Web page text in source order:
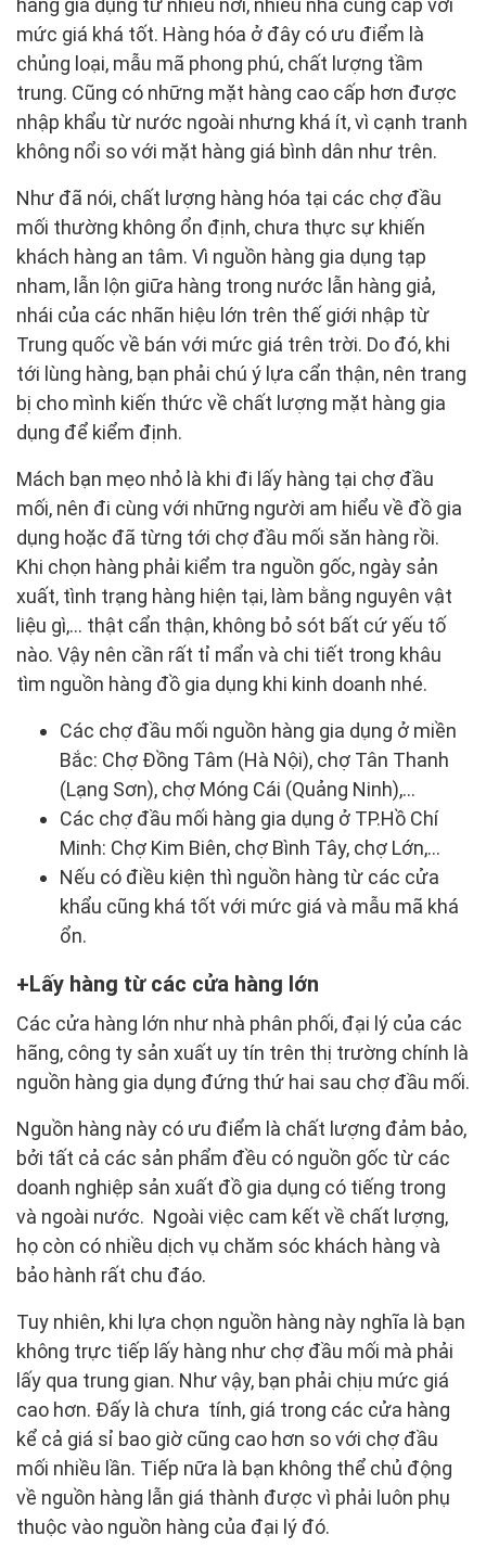
hàng gia dụng từ nhiều nơi, nhiều nhà cung cấp với
mức giá khá tốt. Hàng hóa ở đây có ưu điểm là
chủng loại, mẫu mã phong phú, chất lượng tầm
trung. Cũng có những mặt hàng cao cấp hơn được
nhập khẩu từ nước ngoài nhưng khá ít, vì cạnh tranh
không nổi so với mặt hàng giá bình dân như trên.
Như đã nói, chất lượng hàng hóa tại các chợ đầu
mối thường không ổn định, chưa thực sự khiến
khách hàng an tâm. Vì nguồn hàng gia dụng tạp
nham, lẫn lộn giữa hàng trong nước lẫn hàng giả,
nhái của các nhãn hiệu lớn trên thế giới nhập từ
Trung quốc về bán với mức giá trên trời. Do đó, khi
tới lùng hàng, bạn phải chú ý lựa cẩn thận, nên trang
bị cho mình kiến thức về chất lượng mặt hàng gia
dụng để kiểm định.
Mách bạn mẹo nhỏ là khi đi lấy hàng tại chợ đầu
mối, nên đi cùng với những người am hiểu về đồ gia
dụng hoặc đã từng tới chợ đầu mối săn hàng rồi.
Khi chọn hàng phải kiểm tra nguồn gốc, ngày sản
xuất, tình trạng hàng hiện tại, làm bằng nguyên vật
liệu gì,… thật cẩn thận, không bỏ sót bất cứ yếu tố
nào. Vậy nên cần rất tỉ mẩn và chi tiết trong khâu
tìm nguồn hàng đồ gia dụng khi kinh doanh nhé.
Các chợ đầu mối nguồn hàng gia dụng ở miền
Bắc: Chợ Đồng Tâm (Hà Nội), chợ Tân Thanh
(Lạng Sơn), chợ Móng Cái (Quảng Ninh),…
Các chợ đầu mối hàng gia dụng ở TP.Hồ Chí
Minh: Chợ Kim Biên, chợ Bình Tây, chợ Lớn,…
Nếu có điều kiện thì nguồn hàng từ các cửa
khẩu cũng khá tốt với mức giá và mẫu mã khá
ổn.
Lấy hàng từ các cửa hàng lớn
Các cửa hàng lớn như nhà phân phối, đại lý của các
hãng, công ty sản xuất uy tín trên thị trường chính là
nguồn hàng gia dụng đứng thứ hai sau chợ đầu mối.
Nguồn hàng này có ưu điểm là chất lượng đảm bảo,
bởi tất cả các sản phẩm đều có nguồn gốc từ các
doanh nghiệp sản xuất đồ gia dụng có tiếng trong
và ngoài nước. Ngoài việc cam kết về chất lượng,
họ còn có nhiều dịch vụ chăm sóc khách hàng và
bảo hành rất chu đáo.
Tuy nhiên, khi lựa chọn nguồn hàng này nghĩa là bạn
không trực tiếp lấy hàng như chợ đầu mối mà phải
lấy qua trung gian. Như vậy, bạn phải chịu mức giá
cao hơn. Đấy là chưa tính, giá trong các cửa hàng
kể cả giá sỉ bao giờ cũng cao hơn so với chợ đầu
mối nhiều lần. Tiếp nữa là bạn không thể chủ động
về nguồn hàng lẫn giá thành được vì phải luôn phụ
thuộc vào nguồn hàng của đại lý đó.